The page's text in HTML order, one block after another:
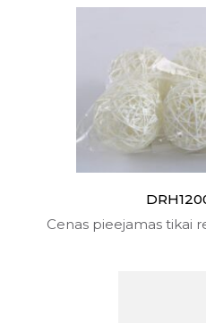
Cenas pieejamas tikai